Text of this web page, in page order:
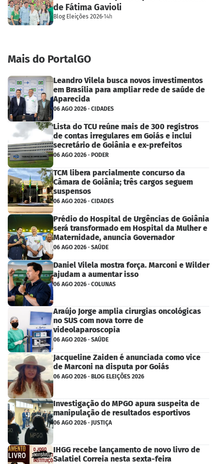
de Fátima Gavioli
Blog Eleições 2026·14h
Mais do PortalGO
Leandro Vilela busca novos investimentos
em Brasília para ampliar rede de saúde de
Aparecida
06 AGO 2026 · CIDADES
Lista do TCU reúne mais de 300 registros
de contas irregulares em Goiás e inclui
secretário de Goiânia e ex-prefeitos
06 AGO 2026 · PODER
TCM libera parcialmente concurso da
Câmara de Goiânia; três cargos seguem
suspensos
06 AGO 2026 · CIDADES
Prédio do Hospital de Urgências de Goiânia
será transformado em Hospital da Mulher e
Maternidade, anuncia Governador
06 AGO 2026 · SAÚDE
Daniel Vilela mostra força. Marconi e Wilder
ajudam a aumentar isso
06 AGO 2026 · COLUNAS
Araújo Jorge amplia cirurgias oncológicas
no SUS com nova torre de
videolaparoscopia
06 AGO 2026 · SAÚDE
Jacqueline Zaiden é anunciada como vice
de Marconi na disputa por Goiás
06 AGO 2026 · BLOG ELEIÇÕES 2026
Investigação do MPGO apura suspeita de
manipulação de resultados esportivos
06 AGO 2026 · JUSTIÇA
IHGG recebe lançamento de novo livro de
Salatiel Correia nesta sexta-feira